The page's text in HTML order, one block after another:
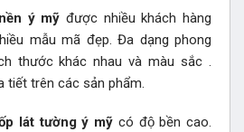
ý mỹ được nhiều khách hàng
mẫu mã đẹp. Đa dạng phong
thước khác nhau và màu sắc .
tiết trên các sản phẩm.
lát tường ý mỹ có độ bền cao.